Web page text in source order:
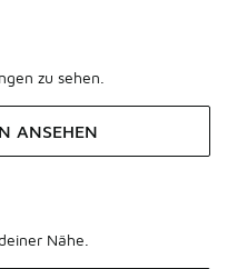
zu sehen.
ANSEHEN
Nähe.